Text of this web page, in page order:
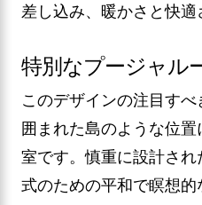
差し込み、暖かさと快適
特別なプージャル
このデザインの注目す
囲まれた島のような位
室です。慎重に設計さ
式のための平和で瞑想的